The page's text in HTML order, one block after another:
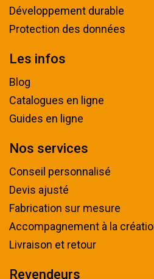
Développement durable
Protection des données
Les infos
Blog
Catalogues en ligne
Guides en ligne
Nos services
Conseil personnalisé
Devis ajusté
Fabrication sur mesure
Accompagnement à la
Livraison et retour
Revendeurs